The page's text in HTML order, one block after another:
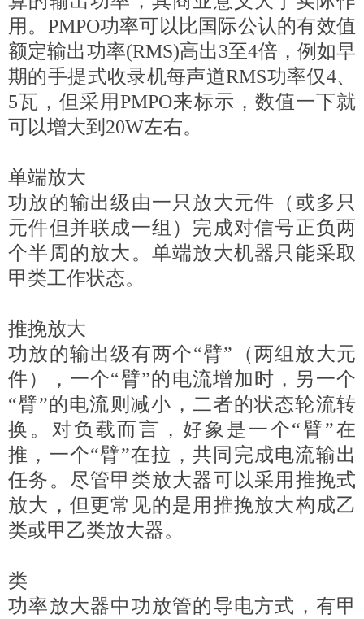
用。PMPO功率可以比国际公认的有效值
额定输出功率(RMS)高出3至4倍，例如早
期的手提式收录机每声道RMS功率仅4、
5瓦，但采用PMPO来标示，数值一下就
可以增大到20W左右。
单端放大
功放的输出级由一只放大元件（或多只
元件但并联成一组）完成对信号正负两
个半周的放大。单端放大机器只能采取
甲类工作状态。
推挽放大
功放的输出级有两个“臂”（两组放大元
件），一个“臂”的电流增加时，另一个
“臂”的电流则减小，二者的状态轮流转
换。对负载而言，好象是一个“臂”在
推，一个“臂”在拉，共同完成电流输出
任务。尽管甲类放大器可以采用推挽式
放大，但更常见的是用推挽放大构成乙
类或甲乙类放大器。
类
功率放大器中功放管的导电方式，有甲